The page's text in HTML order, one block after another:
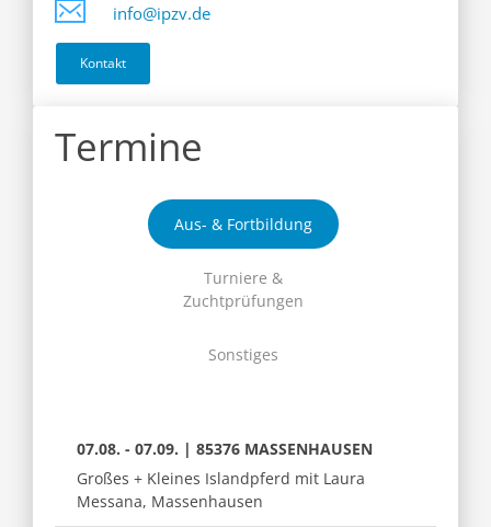
info@ipzv.de
Kontakt
Termine
Aus- & Fortbildung
Turniere &
Zuchtprüfungen
Sonstiges
07.08. - 07.09. | 85376 MASSENHAUSEN
Großes + Kleines Islandpferd mit Laura
Messana, Massenhausen